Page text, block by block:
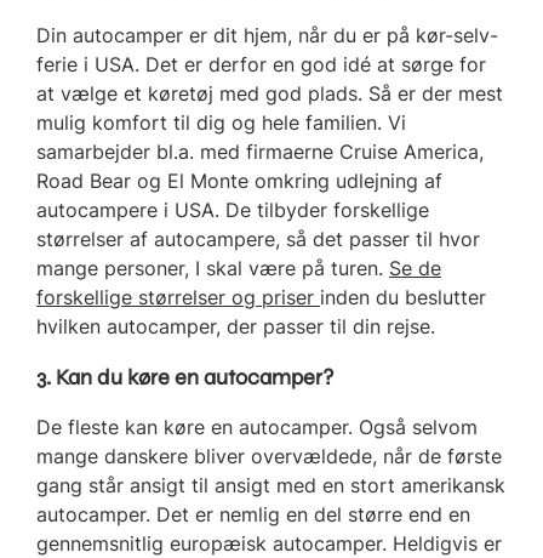
Din autocamper er dit hjem, når du er på kør-selv-
ferie i USA. Det er derfor en god idé at sørge for
at vælge et køretøj med god plads. Så er der mest
mulig komfort til dig og hele familien. Vi
samarbejder bl.a. med firmaerne Cruise America,
Road Bear og El Monte omkring udlejning af
autocampere i USA. De tilbyder forskellige
størrelser af autocampere, så det passer til hvor
mange personer, I skal være på turen. Se de
forskellige størrelser og priser inden du beslutter
hvilken autocamper, der passer til din rejse.
3. Kan du køre en autocamper?
De fleste kan køre en autocamper. Også selvom
mange danskere bliver overvældede, når de første
gang står ansigt til ansigt med en stort amerikansk
autocamper. Det er nemlig en del større end en
gennemsnitlig europæisk autocamper. Heldigvis er